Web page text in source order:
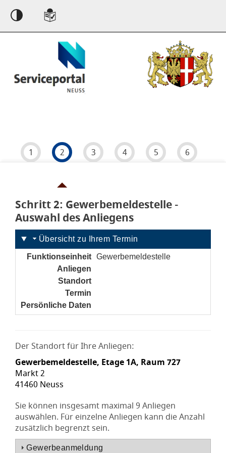
1 2 3 4 5 6
Schritt 2von 6
: Gewerbemeldestelle -
Auswahl des Anliegens
Übersicht zu Ihrem Termin
Funktionseinheit Gewerbemeldestelle
Anliegen
Standort
Termin
Persönliche Daten
Der Standort für Ihre Anliegen:
Gewerbemeldestelle, Etage 1A, Raum 727
Markt 2
41460 Neuss
Sie können insgesamt maximal 9 Anliegen
auswählen. Für einzelne Anliegen kann die Anzahl
zusätzlich begrenzt sein.
Gewerbeanmeldung